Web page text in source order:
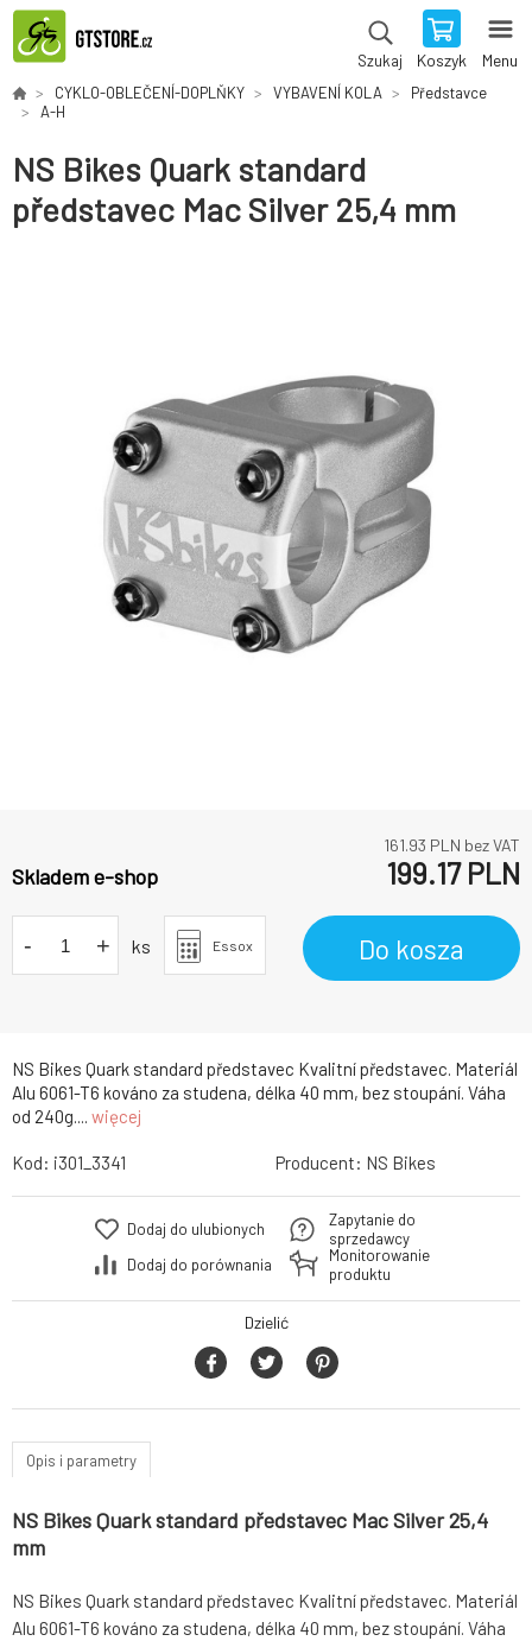
Szukaj Koszyk Menu
CYKLO-OBLEČENÍ-DOPLŇKY VYBAVENÍ KOLA
Představce
A-H
NS Bikes Quark standard
představec Mac Silver 25,4 mm
NS Bikes Quark standard představec Kvalitní představec. Materiál
Alu 6061-T6 kováno za studena, délka 40 mm, bez stoupání. Váha
od 240g.... więcej
161.93 PLN bez VAT
Skladem e-shop 199.17PLN
- + ks Essox Do kosza
Kod: i301_3341 Producent: NS Bikes
Dodaj do ulubionych
Dodaj do porównania
Zapytanie do
sprzedawcy
Monitorowanie
produktu
Dzielić
Opis i parametry
NS Bikes Quark standard představec Mac Silver 25,4
mm
NS Bikes Quark standard představec Kvalitní představec. Materiál
Alu 6061-T6 kováno za studena, délka 40 mm, bez stoupání. Váha